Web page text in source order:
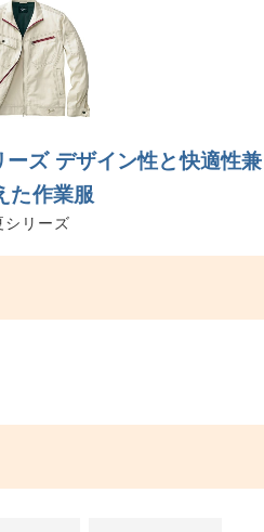
ズ デザイン性と快適性兼
た作業服
シリーズ